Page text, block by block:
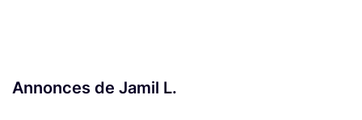
Annonces de Jamil L.